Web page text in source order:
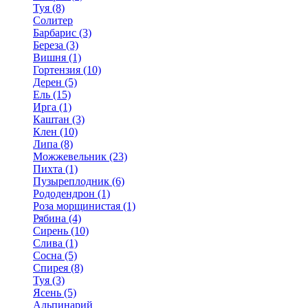
Туя (8)
Солитер
Барбарис (3)
Береза (3)
Вишня (1)
Гортензия (10)
Дерен (5)
Ель (15)
Ирга (1)
Каштан (3)
Клен (10)
Липа (8)
Можжевельник (23)
Пихта (1)
Пузыреплодник (6)
Рододендрон (1)
Роза морщинистая (1)
Рябина (4)
Сирень (10)
Слива (1)
Сосна (5)
Спирея (8)
Туя (3)
Ясень (5)
Альпинарий